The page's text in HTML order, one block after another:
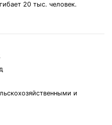
20 тыс. человек.
и